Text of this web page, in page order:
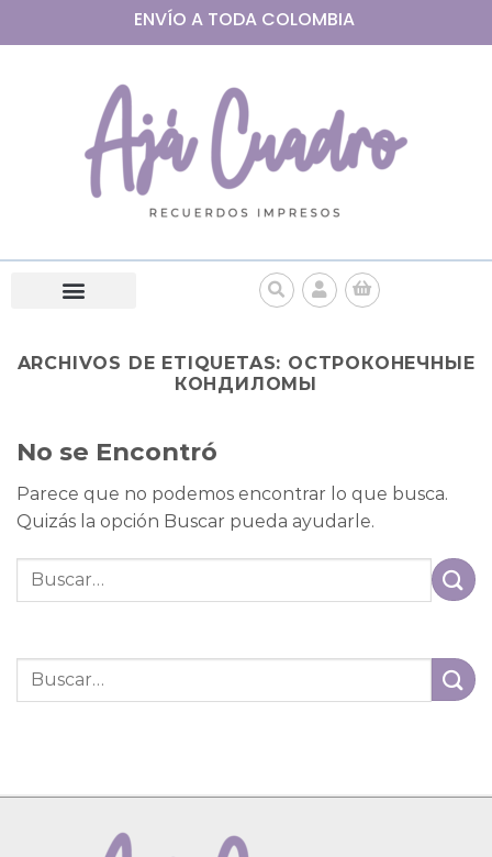
ENVÍO A TODA COLOMBIA
ARCHIVOS DE ETIQUETAS: ОСТРОКОНЕЧНЫЕ
КОНДИЛОМЫ
No se Encontró
Parece que no podemos encontrar lo que busca.
Quizás la opción Buscar pueda ayudarle.